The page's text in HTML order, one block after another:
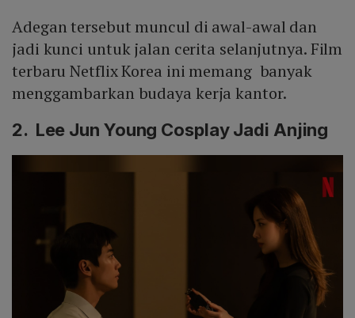
Adegan tersebut muncul di awal-awal dan
jadi kunci untuk jalan cerita selanjutnya. Film
terbaru Netflix Korea ini memang banyak
menggambarkan budaya kerja kantor.
2. Lee Jun Young Cosplay Jadi Anjing